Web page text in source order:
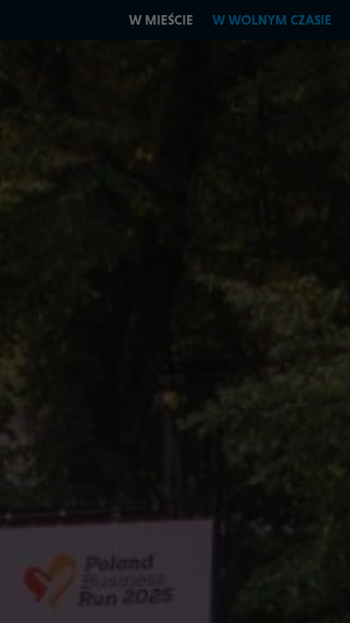
W MIEŚCIE W WOLNYM CZASIE